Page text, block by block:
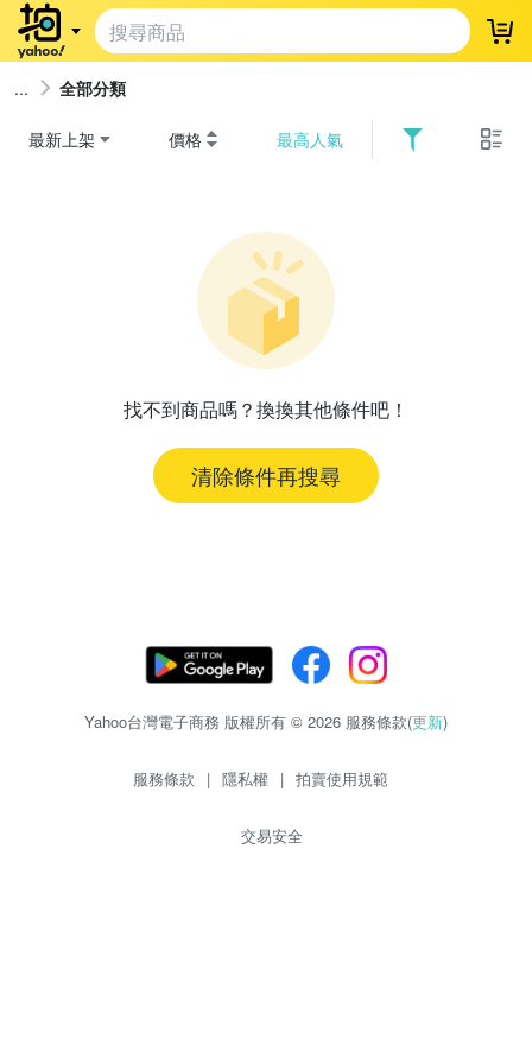
登
全部分類
最新上架 價格 最高人氣
找不到商品嗎？換換其他條件吧！
清除條件再搜尋
Yahoo台灣電子商務 版權所有 © 2026 服務條款(更新)
服務條款 | 隱私權 | 拍賣使用規範
交易安全